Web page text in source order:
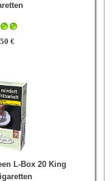
€
L-Box 20 King